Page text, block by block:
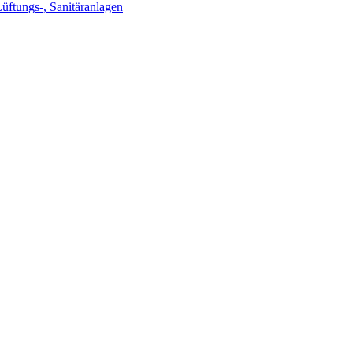
, Sanitäranlagen